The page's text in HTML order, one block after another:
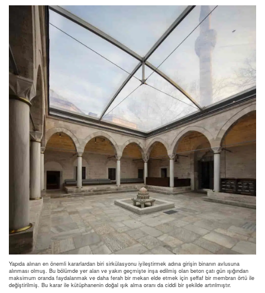
Yapıda alınan en önemli kararlardan biri sirkülasyonu iyileştirmek adına girişin binanın avlusuna
alınması olmuş. Bu bölümde yer alan ve yakın geçmişte inşa edilmiş olan beton çatı gün ışığından
maksimum oranda faydalanmak ve daha ferah bir mekan elde etmek için şeffaf bir membran örtü ile
değiştirilmiş. Bu karar ile kütüphanenin doğal ışık alma oranı da ciddi bir şekilde artırılmıştır.